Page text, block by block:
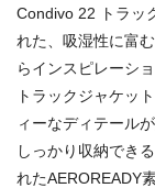
Condivo 22 トラッ
れた、吸湿性に富
らインスピレーシ
トラックジャケッ
ィーなディテール
しっかり収納でき
れたAEROREADY